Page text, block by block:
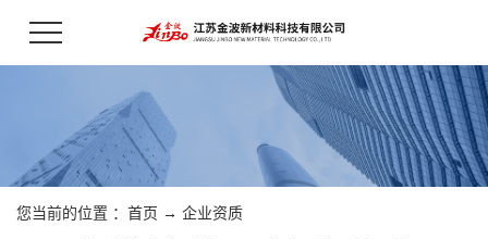
您当前的位置 ： 首页 → 企业资质